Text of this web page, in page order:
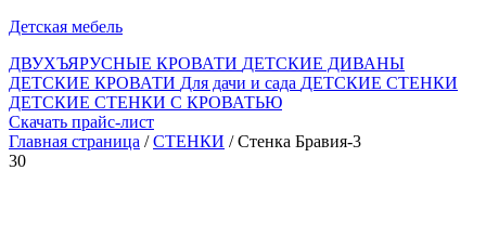
Детская мебель
ДВУХЪЯРУСНЫЕ КРОВАТИ ДЕТСКИЕ ДИВАНЫ
ДЕТСКИЕ КРОВАТИ Для дачи и сада ДЕТСКИЕ СТЕНКИ
ДЕТСКИЕ СТЕНКИ С КРОВАТЬЮ
Скачать прайс-лист
Главная страница /СТЕНКИ / Стенка Бравия-3
30